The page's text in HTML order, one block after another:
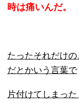
時は痛いんだ。
たったそれだけ
だとかいう言葉で
片付けてしまっ